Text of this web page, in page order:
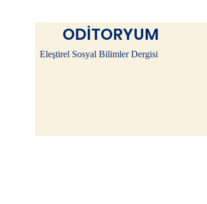
ODİTORYUM
Eleştirel Sosyal Bilimler Dergisi